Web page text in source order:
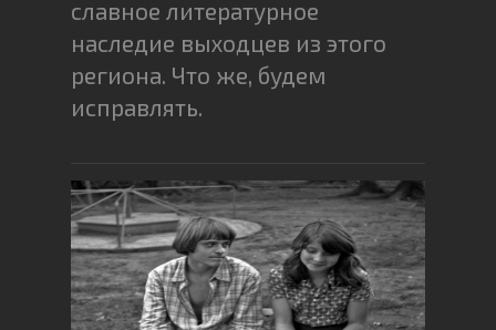
славное литературное
наследие выходцев из этого
региона. Что же, будем
исправлять.